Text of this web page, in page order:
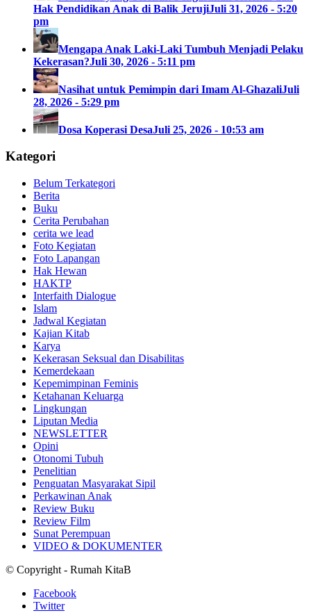
Hak Pendidikan Anak di Balik JerujiJuli 31, 2026 - 5:20
pm
Mengapa Anak Laki-Laki Tumbuh Menjadi Pelaku
Kekerasan?Juli 30, 2026 - 5:11 pm
Nasihat untuk Pemimpin dari Imam Al-GhazaliJuli
28, 2026 - 5:29 pm
Dosa Koperasi DesaJuli 25, 2026 - 10:53 am
Kategori
Belum Terkategori
Berita
Buku
Cerita Perubahan
cerita we lead
Foto Kegiatan
Foto Lapangan
Hak Hewan
HAKTP
Interfaith Dialogue
Islam
Jadwal Kegiatan
Kajian Kitab
Karya
Kekerasan Seksual dan Disabilitas
Kemerdekaan
Kepemimpinan Feminis
Ketahanan Keluarga
Lingkungan
Liputan Media
NEWSLETTER
Opini
Otonomi Tubuh
Penelitian
Penguatan Masyarakat Sipil
Perkawinan Anak
Review Buku
Review Film
Sunat Perempuan
VIDEO & DOKUMENTER
© Copyright - Rumah KitaB
Facebook
Twitter